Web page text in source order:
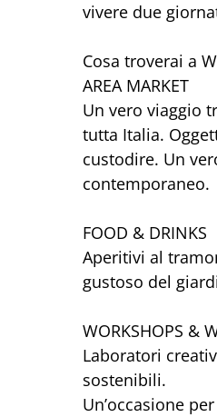
vivere due
Cosa troverai a
AREA MARKET
Un vero viaggio
tutta Italia.
custodire. Un
contemporaneo.
FOOD & DRINKS
Aperitivi al
gustoso del
WORKSHOPS &
Laboratori
sostenibili.
Un’occasione